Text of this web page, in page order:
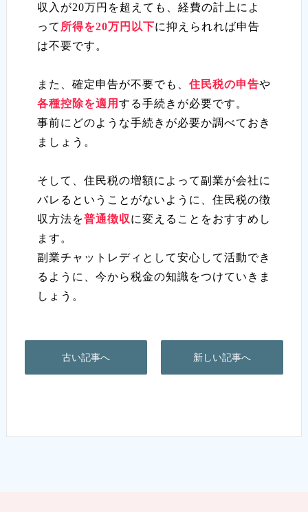
収入が20万円を超えても、経費の計上によ
って 所得を20万円以下に抑えられれば申告
は不要です。
また、確定申告が不要でも、 住民税の申告や
各種控除を適用 する手続きが必要です。
事前にどのような手続きが必要か調べておき
ましょう。
そして、住民税の増額によって副業が会社に
バレるということがないように、住民税の徴
収方法を普通徴収 に変えることをおすすめし
ます。
副業チャットレディとして安心して活動でき
るように、今から税金の知識をつけていきま
しょう。
古い記事へ 新しい記事へ